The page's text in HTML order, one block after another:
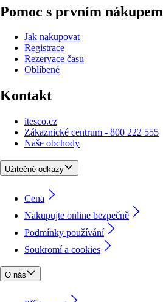
Pomoc s prvním nákupem
Jak nakupovat
Registrace
Rezervace času
Oblíbené
Kontakt
itesco.cz
Zákaznické centrum - 800 222 555
Naše obchody
Užitečné odkazy
Cena
Nakupujte online bezpečně
Podmínky používání
Soukromí a cookies
O nás